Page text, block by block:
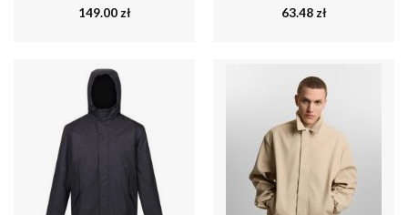
149.00zł 63.48zł